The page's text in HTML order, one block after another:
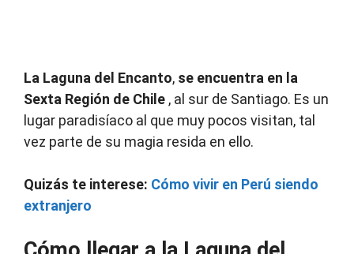
La Laguna del Encanto, se encuentra en la
Sexta Región de Chile , al sur de Santiago. Es un
lugar paradisíaco al que muy pocos visitan, tal
vez parte de su magia resida en ello.
Quizás te interese: Cómo vivir en Perú siendo
extranjero